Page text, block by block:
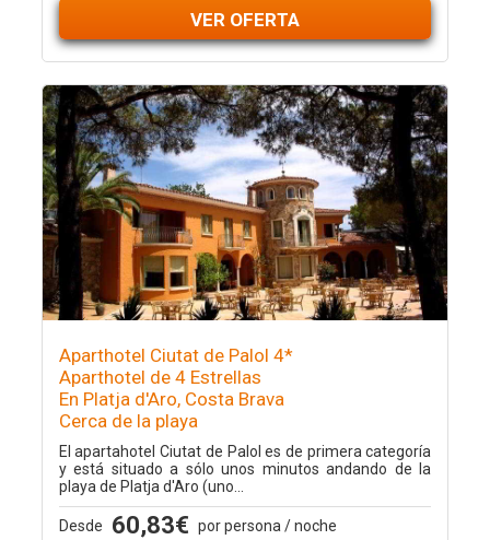
VER OFERTA
Aparthotel Ciutat de Palol 4*
Aparthotel de 4 Estrellas
En Platja d'Aro, Costa Brava
Cerca de la playa
El apartahotel Ciutat de Palol es de primera categoría
y está situado a sólo unos minutos andando de la
playa de Platja d'Aro (uno...
Desde 60,83€ por persona / noche